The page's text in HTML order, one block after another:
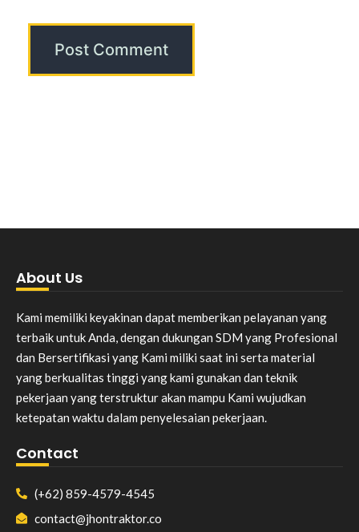
About Us
Kami memiliki keyakinan dapat memberikan pelayanan yang
terbaik untuk Anda, dengan dukungan SDM yang Profesional
dan Bersertifikasi yang Kami miliki saat ini serta material
yang berkualitas tinggi yang kami gunakan dan teknik
pekerjaan yang terstruktur akan mampu Kami wujudkan
ketepatan waktu dalam penyelesaian pekerjaan.
Contact
(+62) 859-4579-4545
contact@jhontraktor.co